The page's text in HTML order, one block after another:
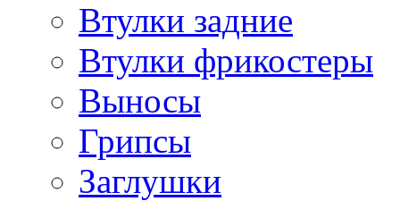
Втулки задние
Втулки фрикостеры
Выносы
Грипсы
Заглушки